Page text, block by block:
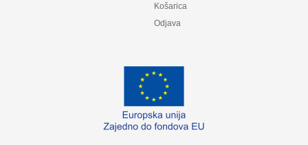
Košarica
Odjava